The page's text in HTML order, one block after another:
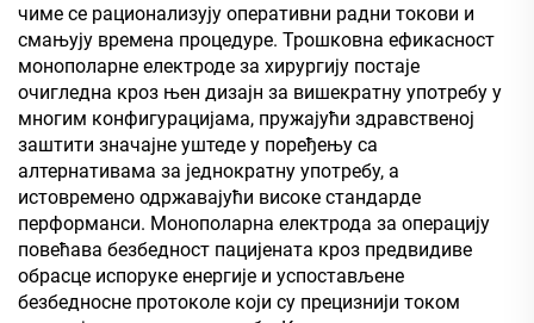
чиме се рационализују оперативни радни токови и
смањују времена процедуре. Трошковна ефикасност
монополарне електроде за хирургију постаје
очигледна кроз њен дизајн за вишекратну употребу у
многим конфигурацијама, пружајући здравственој
заштити значајне уштеде у поређењу са
алтернативама за једнократну употребу, а
истовремено одржавајући високе стандарде
перформанси. Монополарна електрода за операцију
повећава безбедност пацијената кроз предвидиве
обрасце испоруке енергије и успостављене
безбедносне протоколе који су прецизнији током